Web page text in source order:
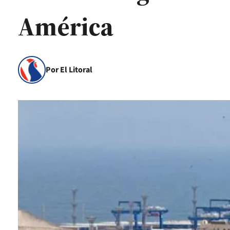
América
Por El Litoral